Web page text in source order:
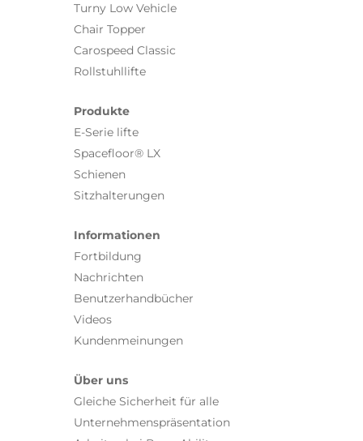
Turny Low Vehicle
Chair Topper
Carospeed Classic
Rollstuhllifte
Produkte
E-Serie lifte
Spacefloor® LX
Schienen
Sitzhalterungen
Informationen
Fortbildung
Nachrichten
Benutzerhandbücher
Videos
Kundenmeinungen
Über uns
Gleiche Sicherheit für alle
Unternehmenspräsentation